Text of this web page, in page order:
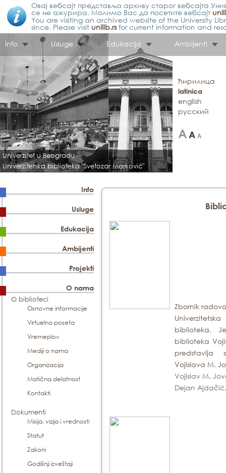
Овај вебсајт представља архиву старог вебсајта
се не ажурира. Молимо Вас да посетите вебсајт
You are visiting an archived website of the University
since. Please visit unilib.rsfor current information and
Info
Usluge Edukacija Ambijenti
Univerzitet u Beogradu
Univerzitetska biblioteka "Svetozar Marković"
ћирилица
latinica
english
русский
Info
Usluge
Edukacija
Ambijenti
Projekti
O nama
O biblioteci
Osnovne informacije
Virtuelna poseta
Vremeplov
Mediji o nama
Organizacija
Matična delatnost
Kontakti
Dokumenti
Misija, vizija i vrednosti
Statut
Zakoni
Godišnji izveštaji
Zbornik
biblioteka.
biblioteka
predstavlja
Vojislava M.
Vojislav M.
Dejan